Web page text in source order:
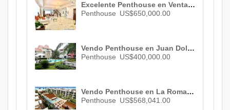
Excelente Penthouse en Venta de Oportunidad en Bella Vista en un Oasis de Confort ID 2107
Penthouse US$650,000.00
Vendo Penthouse en Juan Dolio , San Pedro De Macorís, ID 2420
Penthouse US$400,000.00
Vendo Penthouse en La Romana , La Romana , 2 habs. , 2 baños , 1 parqueo , ID 3021
Penthouse US$568,041.00